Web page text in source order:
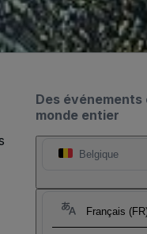
Des
monde entier
Belgique
Français